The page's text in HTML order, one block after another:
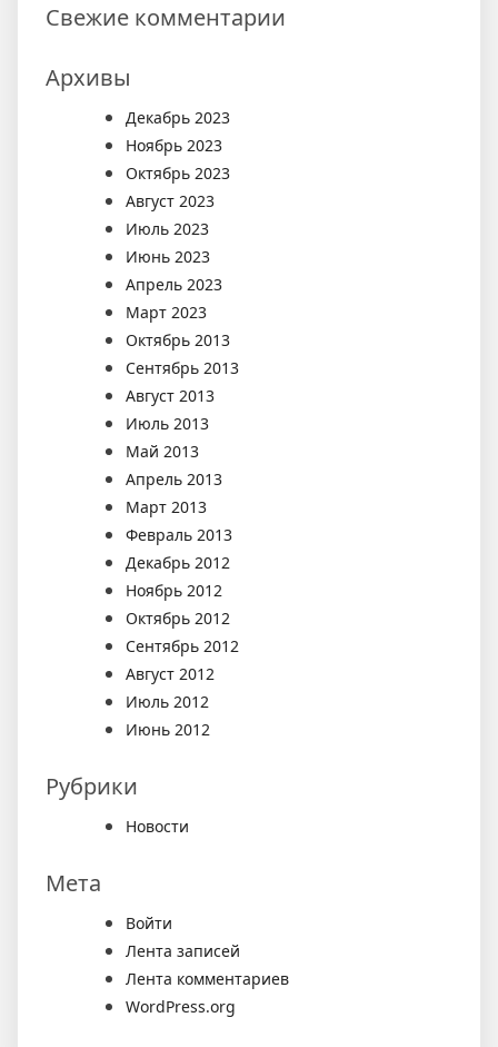
Свежие комментарии
Архивы
Декабрь 2023
Ноябрь 2023
Октябрь 2023
Август 2023
Июль 2023
Июнь 2023
Апрель 2023
Март 2023
Октябрь 2013
Сентябрь 2013
Август 2013
Июль 2013
Май 2013
Апрель 2013
Март 2013
Февраль 2013
Декабрь 2012
Ноябрь 2012
Октябрь 2012
Сентябрь 2012
Август 2012
Июль 2012
Июнь 2012
Рубрики
Новости
Мета
Войти
Лента записей
Лента комментариев
WordPress.org